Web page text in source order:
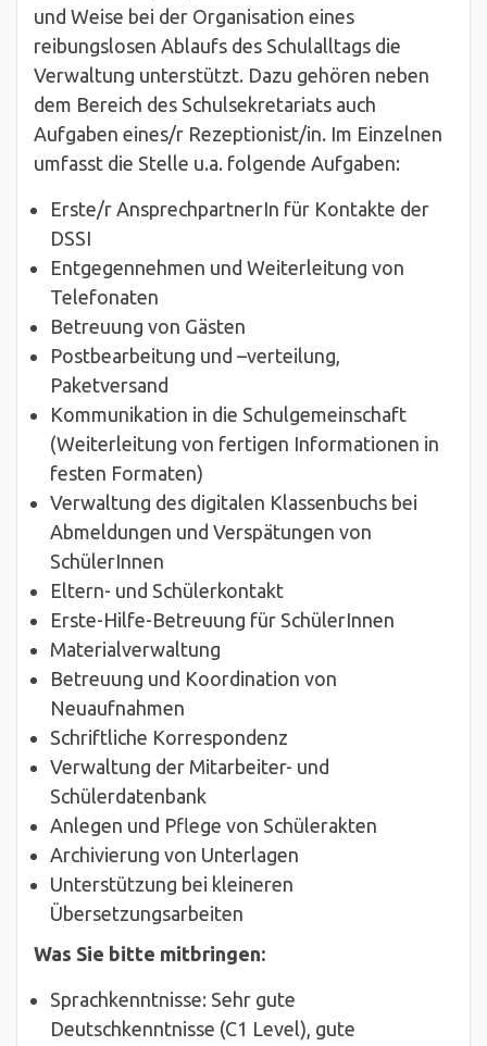
und Weise bei der Organisation eines
reibungslosen Ablaufs des Schulalltags die
Verwaltung unterstützt. Dazu gehören neben
dem Bereich des Schulsekretariats auch
Aufgaben eines/r Rezeptionist/in. Im Einzelnen
umfasst die Stelle u.a. folgende Aufgaben:
Erste/r AnsprechpartnerIn für Kontakte der
DSSI
Entgegennehmen und Weiterleitung von
Telefonaten
Betreuung von Gästen
Postbearbeitung und –verteilung,
Paketversand
Kommunikation in die Schulgemeinschaft
(Weiterleitung von fertigen Informationen in
festen Formaten)
Verwaltung des digitalen Klassenbuchs bei
Abmeldungen und Verspätungen von
SchülerInnen
Eltern- und Schülerkontakt
Erste-Hilfe-Betreuung für SchülerInnen
Materialverwaltung
Betreuung und Koordination von
Neuaufnahmen
Schriftliche Korrespondenz
Verwaltung der Mitarbeiter- und
Schülerdatenbank
Anlegen und Pflege von Schülerakten
Archivierung von Unterlagen
Unterstützung bei kleineren
Übersetzungsarbeiten
Was Sie bitte mitbringen:
Sprachkenntnisse: Sehr gute
Deutschkenntnisse (C1 Level), gute